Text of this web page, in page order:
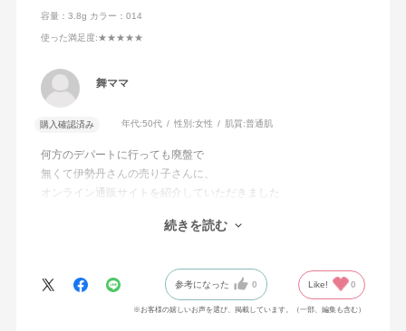
容量：3.8g カラー：014
使った満足度:★★★★★
舞ママ
購入確認済み 年代:50代 性別:女性 肌質:普通肌
何方のデパートに行っても廃盤で
無くて伊勢丹さんの売り子さんに、
オンライン通販サイトを紹介していただきました
続きを読む
参考になった 0 Like! 0
※お客様の嬉しいお声を選び、掲載しています。（一部、編集も含む）